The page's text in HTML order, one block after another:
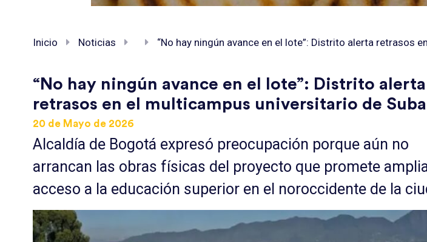
Inicio Noticias “No hay ningún avance en el lote”: Distrito alerta retrasos
“No hay ningún avance en el lote”: Distrito alerta
retrasos en el multicampus universitario de Suba
20 de Mayo de 2026
Alcaldía de Bogotá expresó preocupación porque aún no
arrancan las obras físicas del proyecto que promete
acceso a la educación superior en el noroccidente de la